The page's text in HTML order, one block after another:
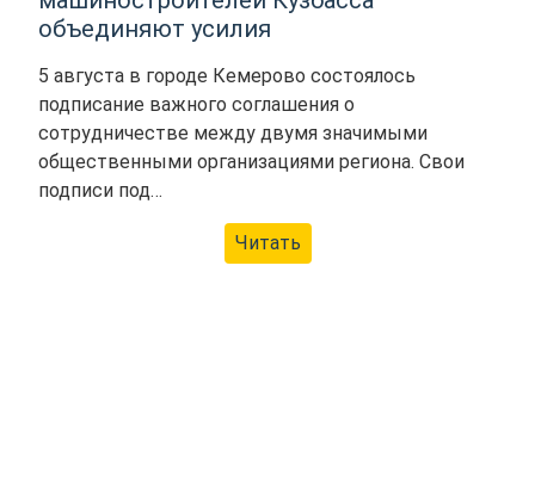
объединяют усилия
5 августа в городе Кемерово состоялось
подписание важного соглашения о
сотрудничестве между двумя значимыми
общественными организациями региона. Свои
подписи под…
Читать